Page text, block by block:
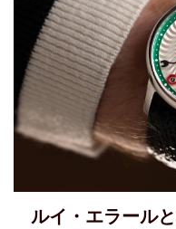
ルイ・エラール